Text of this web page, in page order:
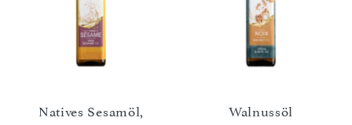
Natives Sesamöl, Walnussöl